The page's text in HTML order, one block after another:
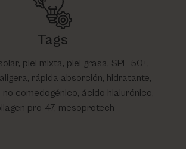
Tags
piel mixta, piel grasa, SPF 50+,
rápida absorción, hidratante,
comedogénico, ácido hialurónico,
pro-47, mesoprotech